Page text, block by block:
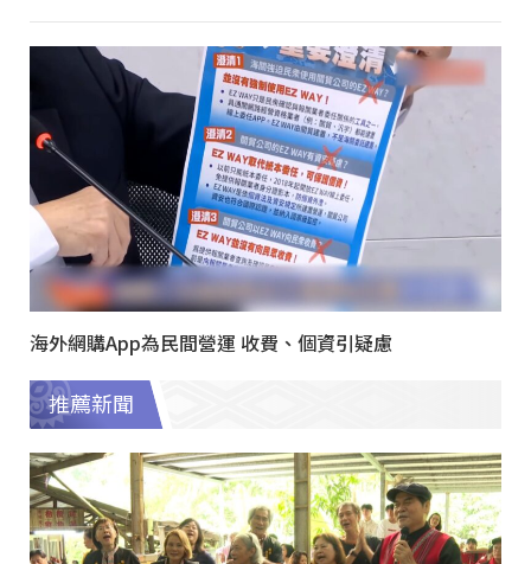
海外網購App為民間營運 收費、個資引疑慮
推薦新聞